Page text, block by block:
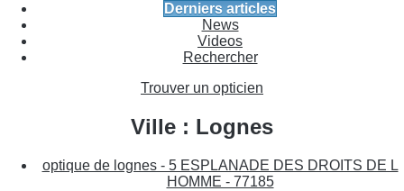
Derniers articles
News
Videos
Rechercher
Trouver un opticien
Ville : Lognes
optique de lognes - 5 ESPLANADE DES DROITS DE L
HOMME - 77185